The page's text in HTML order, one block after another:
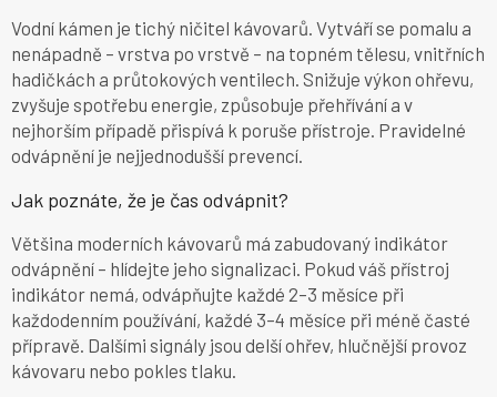
Vodní kámen je tichý ničitel kávovarů. Vytváří se pomalu a
nenápadně – vrstva po vrstvě – na topném tělesu, vnitřních
hadičkách a průtokových ventilech. Snižuje výkon ohřevu,
zvyšuje spotřebu energie, způsobuje přehřívání a v
nejhorším případě přispívá k poruše přístroje. Pravidelné
odvápnění je nejjednodušší prevencí.
Jak poznáte, že je čas odvápnit?
Většina moderních kávovarů má zabudovaný indikátor
odvápnění – hlídejte jeho signalizaci. Pokud váš přístroj
indikátor nemá, odvápňujte každé 2–3 měsíce při
každodenním používání, každé 3–4 měsíce při méně časté
přípravě. Dalšími signály jsou delší ohřev, hlučnější provoz
kávovaru nebo pokles tlaku.